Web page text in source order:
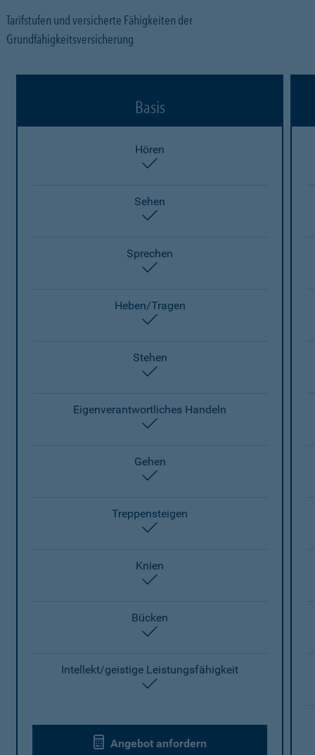
Tarifstufen und versicherte Fähigkeiten der
Grundfähigkeitsversicherung
Basis
Hören
Sehen
Sprechen
Heben/Tragen
Stehen
Eigenverantwortliches Handeln
Gehen
Treppensteigen
Knien
Bücken
Intellekt/geistige Leistungsfähigkeit
Angebot anfordern